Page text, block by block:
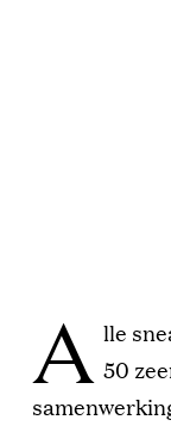
A lle
50